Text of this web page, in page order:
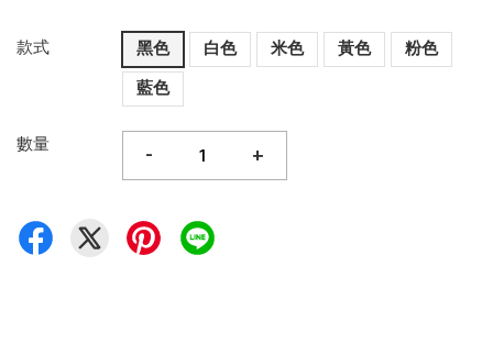
款式 黑色 白色 米色 黃色
粉色
藍色
數量 - +